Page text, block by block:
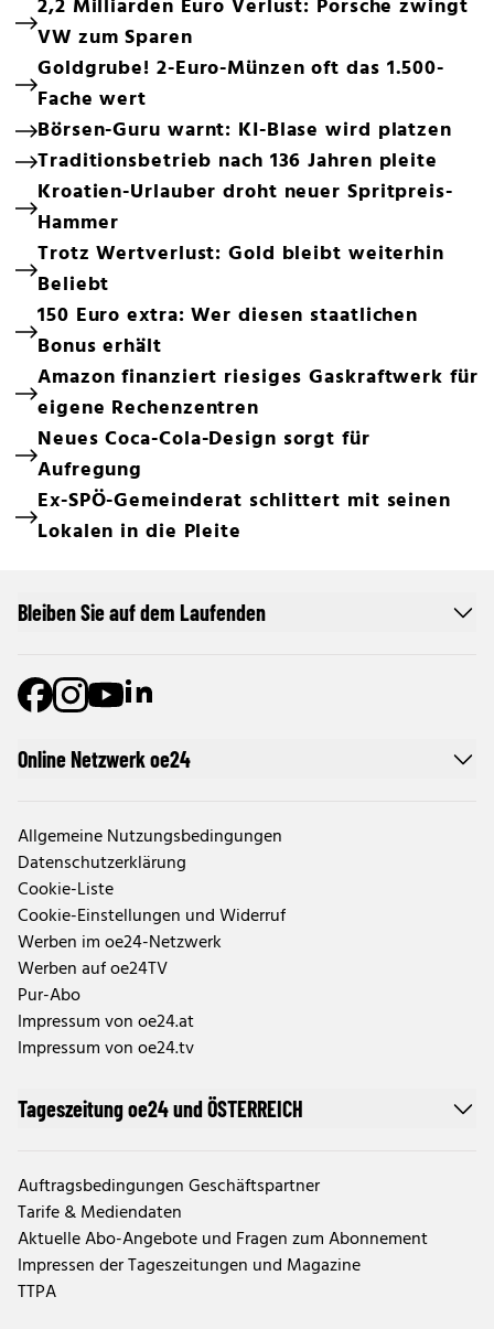
2,2 Milliarden Euro Verlust: Porsche zwingt
VW zum Sparen
Goldgrube! 2-Euro-Münzen oft das 1.500-
Fache wert
Börsen-Guru warnt: KI-Blase wird platzen
Traditionsbetrieb nach 136 Jahren pleite
Kroatien-Urlauber droht neuer Spritpreis-
Hammer
Trotz Wertverlust: Gold bleibt weiterhin
Beliebt
150 Euro extra: Wer diesen staatlichen
Bonus erhält
Amazon finanziert riesiges Gaskraftwerk für
eigene Rechenzentren
Neues Coca-Cola-Design sorgt für
Aufregung
Ex-SPÖ-Gemeinderat schlittert mit seinen
Lokalen in die Pleite
Online Netzwerk oe24
Allgemeine Nutzungsbedingungen
Datenschutzerklärung
Cookie-Liste
Cookie-Einstellungen und Widerruf
Werben im oe24-Netzwerk
Werben auf oe24TV
Pur-Abo
Impressum von oe24.at
Impressum von oe24.tv
Tageszeitung oe24 und ÖSTERREICH
Auftragsbedingungen Geschäftspartner
Tarife & Mediendaten
Aktuelle Abo-Angebote und Fragen zum Abonnement
Impressen der Tageszeitungen und Magazine
TTPA
Bleiben Sie auf dem Laufenden